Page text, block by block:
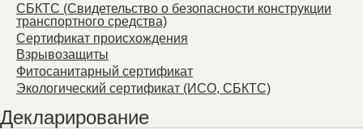
СБКТС (Свидетельство о безопасности конструкции
транспортного средства)
Сертификат происхождения
Взрывозащиты
Фитосанитарный сертификат
Экологический сертификат (ИСО, СБКТС)
Декларирование